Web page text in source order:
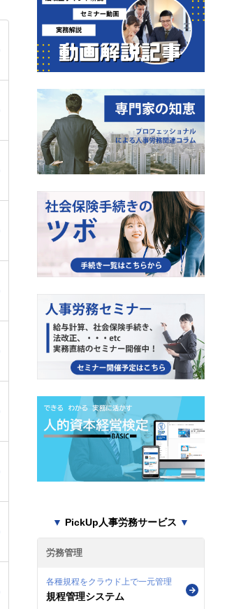
▼ PickUp人事労務サービス ▼
労務管理
各種規程をクラウド上で一元管理
規程管理システム